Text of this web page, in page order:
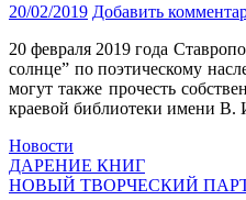
20/02/2019 Добавить
20 февраля 2019 года
солнце” по поэтическому
могут также прочесть
краевой библиотеки имени В.
Новости
ДАРЕНИЕ КНИГ
НОВЫЙ ТВОРЧЕСКИЙ